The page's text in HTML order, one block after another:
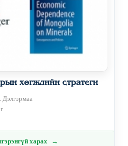
хөгжлийн стратеги
Дэлгэрмаа
харах